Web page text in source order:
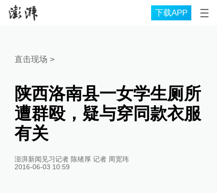
下载APP
直击现场 >
陕西洛南县一女学生厕所
遭群殴，疑与穿同款衣服
有关
澎湃新闻见习记者 陈绪厚 记者 周宽玮
2016-06-03 10:59